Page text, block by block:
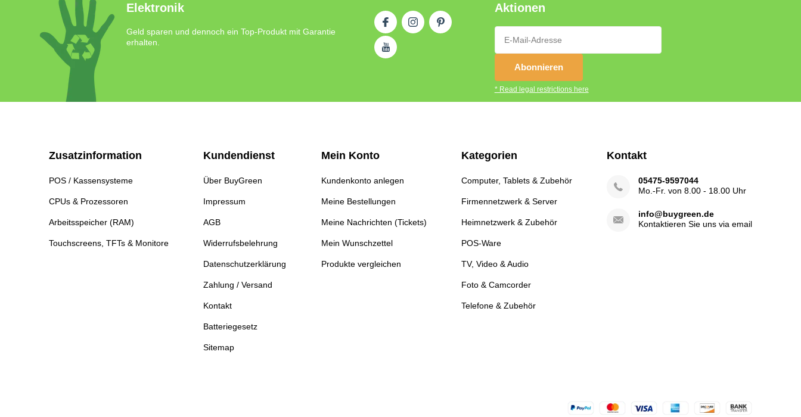
Elektronik
Geld sparen und dennoch ein Top-Produkt mit Garantie
erhalten.
Aktionen
Abonnieren
* Read legal restrictions here
Zusatzinformation
POS / Kassensysteme
CPUs & Prozessoren
Arbeitsspeicher (RAM)
Touchscreens, TFTs & Monitore
Kundendienst
Über BuyGreen
Impressum
AGB
Widerrufsbelehrung
Datenschutzerklärung
Zahlung / Versand
Kontakt
Batteriegesetz
Sitemap
Mein Konto
Kundenkonto anlegen
Meine Bestellungen
Meine Nachrichten (Tickets)
Mein Wunschzettel
Produkte vergleichen
Kategorien
Computer, Tablets & Zubehör
Firmennetzwerk & Server
Heimnetzwerk & Zubehör
POS-Ware
TV, Video & Audio
Foto & Camcorder
Telefone & Zubehör
Kontakt
05475-9597044
Mo.-Fr. von 8.00 - 18.00 Uhr
info@buygreen.de
Kontaktieren Sie uns via email